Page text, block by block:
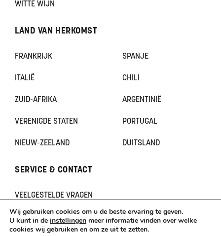
WITTE WIJN
LAND VAN HERKOMST
FRANKRIJK SPANJE
ITALIË CHILI
ZUID-AFRIKA ARGENTINIË
VERENIGDE STATEN PORTUGAL
NIEUW-ZEELAND DUITSLAND
SERVICE & CONTACT
VEELGESTELDE VRAGEN
CONTACT
KLACHTEN
TERUGBETAAL- EN RETOURNERINGSBELEID
Wij gebruiken cookies om u de beste ervaring te geven.
U kunt in de instellingen meer informatie vinden over welke
cookies wij gebruiken en om ze uit te zetten.